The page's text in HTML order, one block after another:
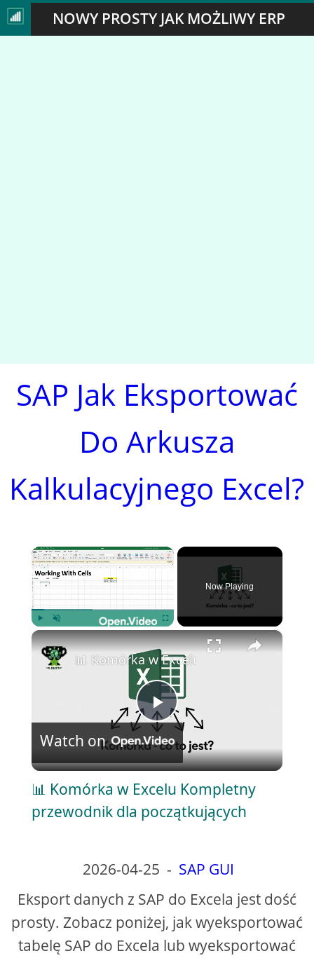
NOWY PROSTY JAK MOŻLIWY ERP
SAP Jak Eksportować
Do Arkusza
Kalkulacyjnego Excel?
×
Play Unmute Fullscreen
Now Playing
×
P
l
a
V
i
📊 Komórka w Excelu Kompletny
Watch on
📊 Komórka w Excelu Kompletny
przewodnik dla początkujących
2026-04-25 - SAP GUI
Eksport danych z SAP do Excela jest dość
prosty. Zobacz poniżej, jak wyeksportować
tabelę SAP do Excela lub wyeksportować